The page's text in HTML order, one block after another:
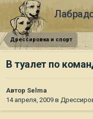
Дрессировка и спорт
В туалет по
Автор Selma
14 апреля, 2009 в